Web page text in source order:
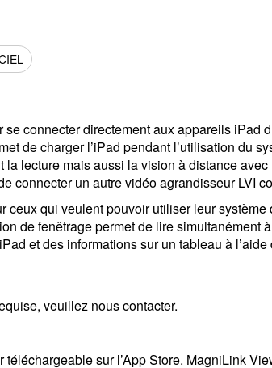
connecter directement aux appareils iPad
de charger l’iPad pendant l’utilisation du
lecture mais aussi la vision à distance
connecter un autre vidéo agrandisseur LVI
ceux qui veulent pouvoir utiliser leur
de fenêtrage permet de lire simultanément
et des informations sur un tableau à l’aide
veuillez nous contacter.
sur l’App Store. MagniLink